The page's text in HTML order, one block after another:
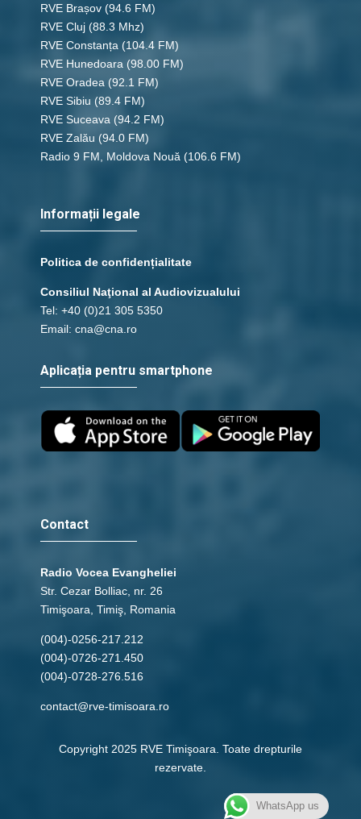
RVE Brașov (94.6 FM)
RVE Cluj (88.3 Mhz)
RVE Constanța (104.4 FM)
RVE Hunedoara (98.00 FM)
RVE Oradea (92.1 FM)
RVE Sibiu (89.4 FM)
RVE Suceava (94.2 FM)
RVE Zalău (94.0 FM)
Radio 9 FM, Moldova Nouă (106.6 FM)
Informații legale
Politica de confidențialitate
Consiliul Naţional al Audiovizualului
Tel: +40 (0)21 305 5350
Email: cna@cna.ro
Aplicația pentru smartphone
Contact
Radio Vocea Evangheliei
Str. Cezar Bolliac, nr. 26
Timişoara, Timiş, Romania
(004)-0256-217.212
(004)-0726-271.450
(004)-0728-276.516
contact@rve-timisoara.ro
Copyright 2025 RVE Timişoara. Toate drepturile
rezervate.
WhatsApp us